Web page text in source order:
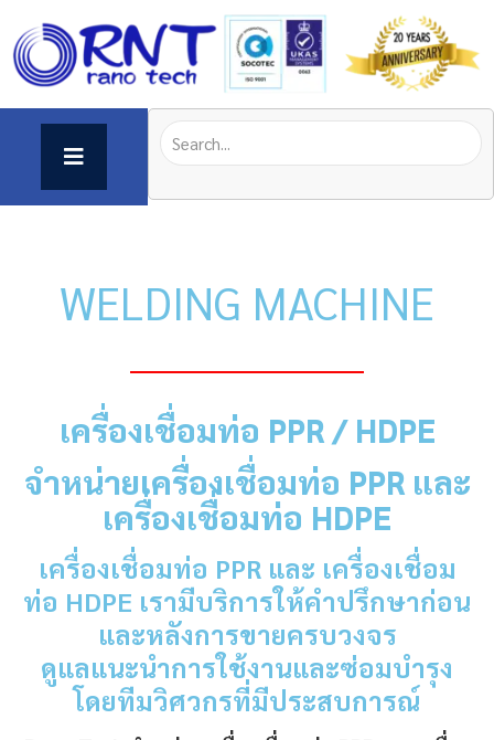
WELDING MACHINE
เครื่องเชื่อมท่อ PPR / HDPE
จำหน่ายเครื่องเชื่อมท่อ PPRและ
เครื่องเชื่อมท่อ HDPE
เครื่องเชื่อมท่อ PPR และ เครื่องเชื่อม
ท่อ HDPE เรามีบริการให้คำปรึกษาก่อน
และหลังการขายครบวงจร
ดูแลแนะนำการใช้งานและซ่อมบำรุง
โดยทีมวิศวกรที่มีประสบการณ์